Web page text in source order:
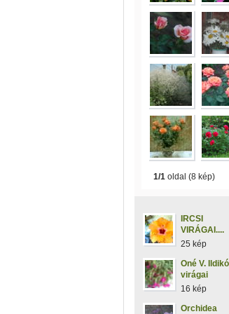
1/1 oldal (8 kép)
IRCSI
VIRÁGAI....
25 kép
Oné V. Ildikó
virágai
16 kép
Orchidea